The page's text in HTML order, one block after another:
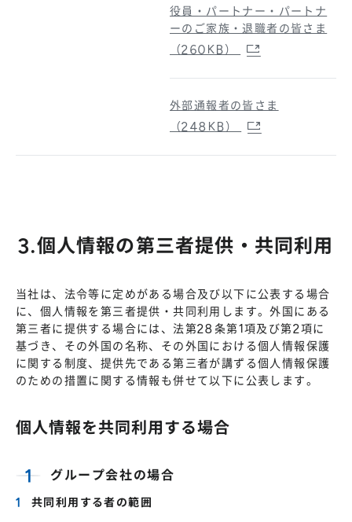
役員・パートナー・パートナ
ーのご家族・退職者の皆さま
（260KB）
外部通報者の皆さま
（248KB）
3.個人情報の第三者提供・共同利用
当社は、法令等に定めがある場合及び以下に公表する場合
に、個人情報を第三者提供・共同利用します。外国にある
第三者に提供する場合には、法第28条第1項及び第2項に
基づき、その外国の名称、その外国における個人情報保護
に関する制度、提供先である第三者が講ずる個人情報保護
のための措置に関する情報も併せて以下に公表します。
個人情報を共同利用する場合
グループ会社の場合
共同利用する者の範囲